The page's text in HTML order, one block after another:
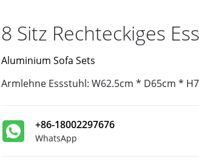
8 Sitz Rechteckiges
Aluminium Sofa Sets
Armlehne Essstuhl: W62.5cm * D65cm *
+86-18002297676
WhatsApp